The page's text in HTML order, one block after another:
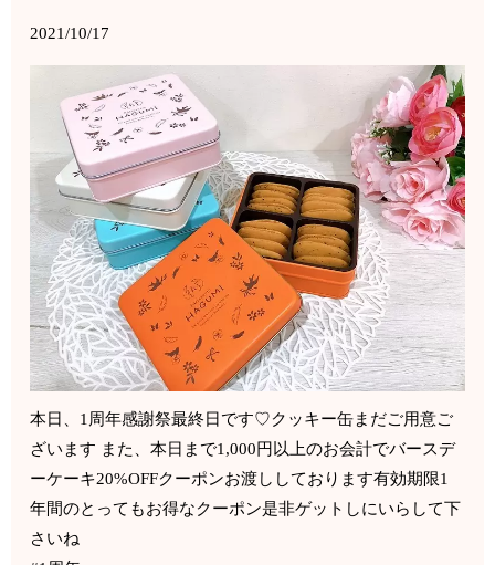
2021/10/17
本日、1周年感謝祭最終日です♡クッキー缶まだご用意ご
ざいます また、本日まで1,000円以上のお会計でバースデ
ーケーキ20%OFFクーポンお渡ししております有効期限1
年間のとってもお得なクーポン是非ゲットしにいらして下
さいね️